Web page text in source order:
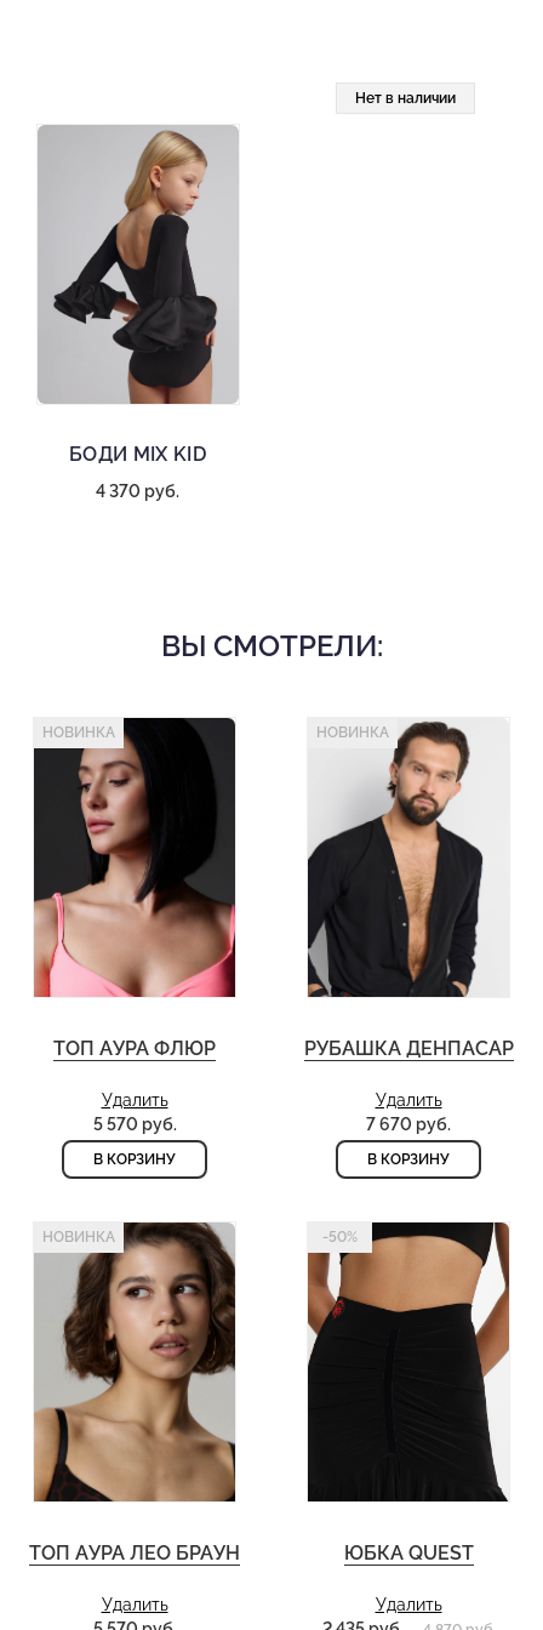
Нет в наличии
БОДИ MIX KID
4 370 руб.
ВЫ СМОТРЕЛИ:
НОВИНКА
ТОП АУРА ФЛЮР
Удалить
5 570 руб.
В КОРЗИНУ
НОВИНКА
РУБАШКА ДЕНПАСАР
Удалить
7 670 руб.
В КОРЗИНУ
НОВИНКА
ТОП АУРА ЛЕО БРАУН
Удалить
-50%
ЮБКА QUEST
Удалить